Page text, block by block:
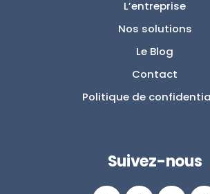
L’entreprise
Nos solutions
Le Blog
Contact
Politique de
Suivez-nous